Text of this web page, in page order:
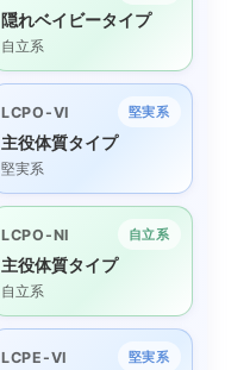
隠れベイビータイプ
自立系
LCPO-VI 堅実系
主役体質タイプ
堅実系
LCPO-NI 自立系
主役体質タイプ
自立系
LCPE-VI 堅実系